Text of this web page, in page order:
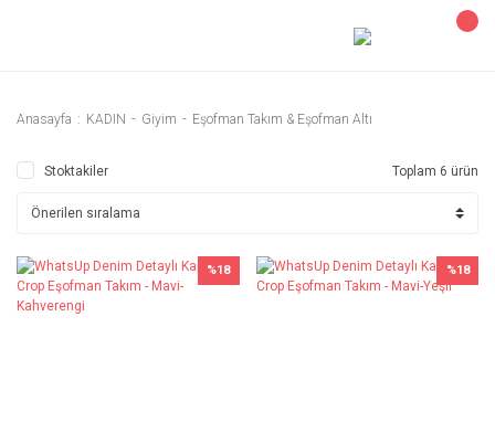
Anasayfa KADIN Giyim Eşofman Takım & Eşofman Altı
Stoktakiler Toplam 6 ürün
%18 %18